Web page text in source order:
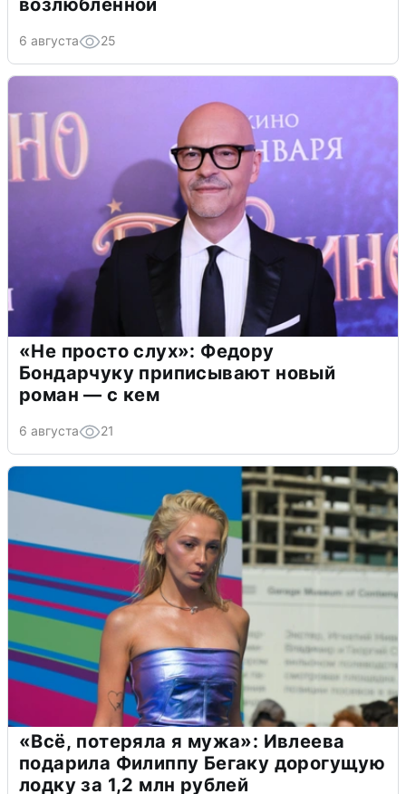
6 августа 25
«Не просто слух»: Федору
Бондарчуку приписывают новый
роман — с кем
6 августа 21
«Всё, потеряла я мужа»: Ивлеева
подарила Филиппу Бегаку дорогущую
лодку за 1,2 млн рублей